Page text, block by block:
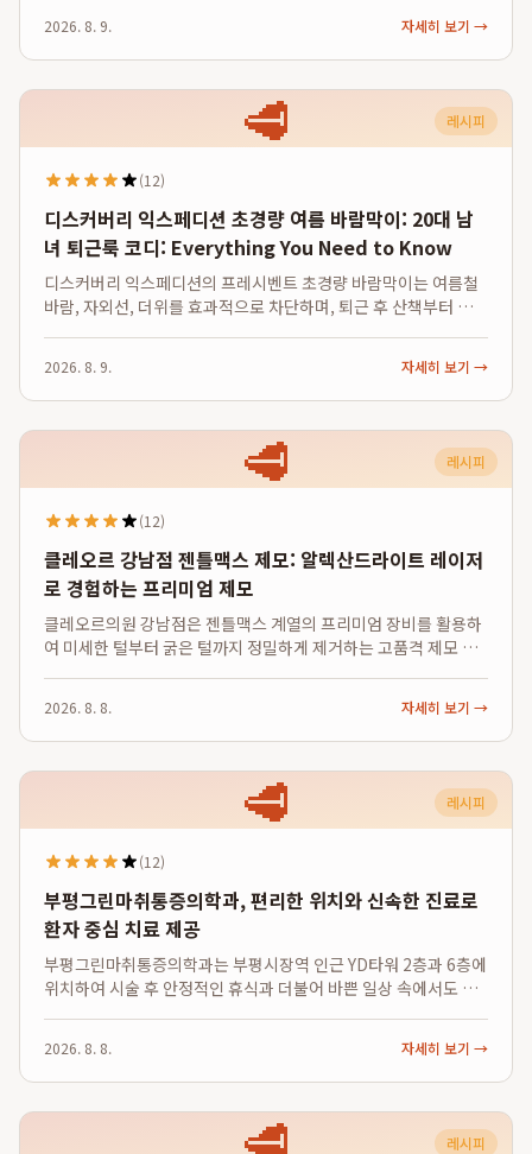
입니다. 정가 34,800원의 제품을 25,800원에 제공하는 할인가로
고가 레티날 케어의...
2026. 8. 9. 자세히 보기 →
🥩 레시피
(12)
디스커버리 익스페디션 초경량 여름 바람막이: 20대 남
녀 퇴근룩 코디: Everything You Need to Know
디스커버리 익스페디션의 프레시벤트 초경량 바람막이는 여름철
바람, 자외선, 더위를 효과적으로 차단하며, 퇴근 후 산책부터 가벼
제안합니다. 이 여름 바람막이는 냉감 소재와 자외선 차단 기능을
갖춰 20대 남녀의 활동적인 ...
2026. 8. 9. 자세히 보기 →
🥩 레시피
(12)
클레오르 강남점 젠틀맥스 제모: 알렉산드라이트 레이저
로 경험하는 프리미엄 제모
클레오르의원 강남점은 젠틀맥스 계열의 프리미엄 장비를 활용하
여 미세한 털부터 굵은 털까지 정밀하게 제거하는 고품격 제모 시
Nd:YAG 듀얼 파장을 통해 모근을 효과적으로 파괴하며, 시술 후
에는 피부톤 개선과 매끄러운 피...
2026. 8. 8. 자세히 보기 →
🥩 레시피
(12)
부평그린마취통증의학과, 편리한 위치와 신속한 진료로
환자 중심 치료 제공
부평그린마취통증의학과는 부평시장역 인근 YD타워 2층과 6층에
위치하여 시술 후 안정적인 휴식과 더불어 바쁜 일상 속에서도 신
부평그린마취통증의학과 위치는 대중교통 이용이 편리하며, 시술
후 약 1시간 내외의 안정실 휴...
2026. 8. 8. 자세히 보기 →
레시피